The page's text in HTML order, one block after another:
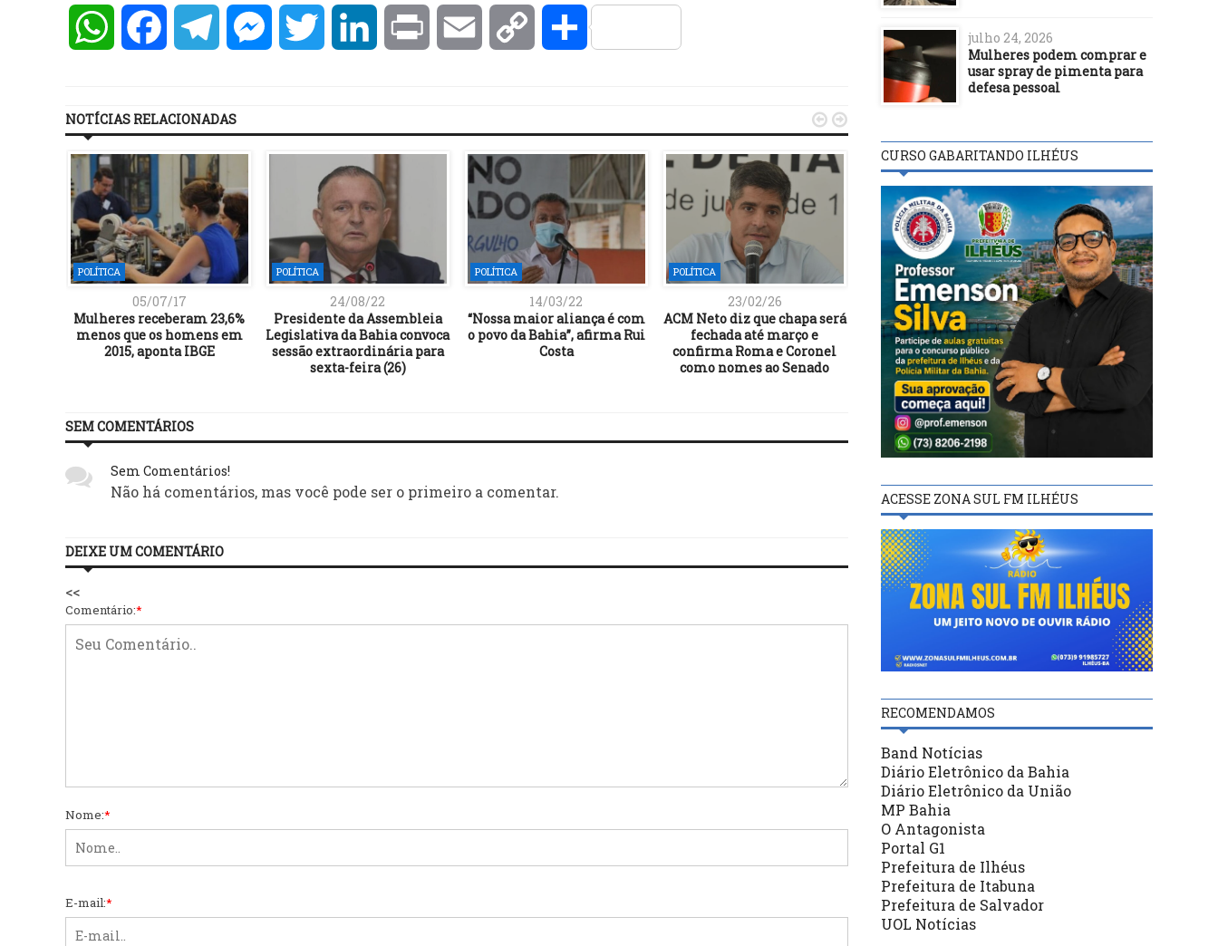
WhatsAppFacebookTelegramMessengerTwitter LinkedInPrint Email Copy Compartilhar
NOTÍCIAS RELACIONADAS
POLÍTICA
05/07/17
Mulheres receberam 23,6%
menos que os homens em
2015, aponta IBGE
POLÍTICA
24/08/22
Presidente da Assembleia
Legislativa da Bahia convoca
sessão extraordinária para
sexta-feira (26)
POLÍTICA
14/03/22
“Nossa maior aliança é com
o povo da Bahia”, afirma Rui
Costa
POLÍTICA
23/02/26
ACM Neto diz que chapa será
fechada até março e
confirma Roma e Coronel
como nomes ao Senado
POLÍTICA
10/04/23
Governo autoriza concurso
para Ciência e Tecnologia
com 814 vagas
POLÍTICA
candidatura de Cipá
deputado estadual
quinta-feira (12), em
 
SEM COMENTÁRIOS
Sem Comentários!
Não há comentários, mas você pode ser o primeiro a comentar.
DEIXE UM COMENTÁRIO
<<
Comentário:*
Nome:*
E-mail:*
julho 24, 2026
Mulheres podem comprar e
usar spray de pimenta para
defesa pessoal
CURSO GABARITANDO ILHÉUS
ACESSE ZONA SUL FM ILHÉUS
RECOMENDAMOS
Band Notícias
Diário Eletrônico da Bahia
Diário Eletrônico da União
MP Bahia
O Antagonista
Portal G1
Prefeitura de Ilhéus
Prefeitura de Itabuna
Prefeitura de Salvador
UOL Notícias